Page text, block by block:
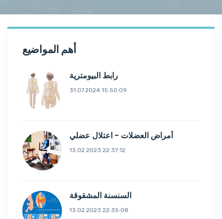
أهم المواضيع
رابط البيومترية
31.07.2024 15:50:09
أمراض العضلات - اعتلال عضلي
13.02.2023 22:37:12
السنسنة المشقوقة
13.02.2023 22:35:08